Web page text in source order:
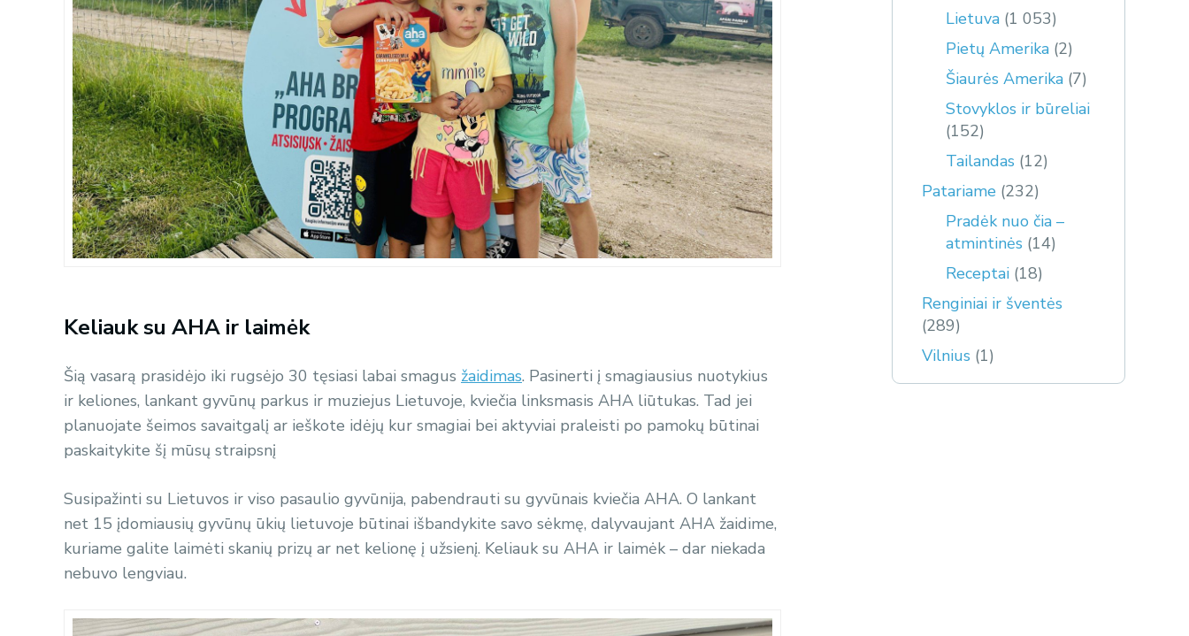
Keliauk su AHA ir laimėk
Šią vasarą prasidėjo iki rugsėjo 30 tęsiasi labai smagus žaidimas. Pasinerti į smagiausius nuotykius
ir keliones, lankant gyvūnų parkus ir muziejus Lietuvoje, kviečia linksmasis AHA liūtukas. Tad jei
planuojate šeimos savaitgalį ar ieškote idėjų kur smagiai bei aktyviai praleisti po pamokų būtinai
paskaitykite šį mūsų straipsnį
Susipažinti su Lietuvos ir viso pasaulio gyvūnija, pabendrauti su gyvūnais kviečia AHA. O lankant
net 15 įdomiausių gyvūnų ūkių lietuvoje būtinai išbandykite savo sėkmę, dalyvaujant AHA žaidime,
kuriame galite laimėti skanių prizų ar net kelionę į užsienį. Keliauk su AHA ir laimėk – dar niekada
nebuvo lengviau.
Lietuva (1 053)
Pietų Amerika (2)
Šiaurės Amerika (7)
Stovyklos ir būreliai
(152)
Tailandas (12)
Patariame (232)
Pradėk nuo čia –
atmintinės (14)
Receptai (18)
Renginiai ir šventės
(289)
Vilnius (1)